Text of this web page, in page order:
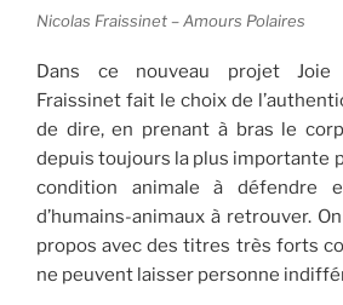
Nicolas Fraissinet – Amours Polaires
Dans ce nouveau projet Joie
Fraissinet fait le choix de
de dire, en prenant à bras le
depuis toujours la plus importante
condition animale à défendre
d’humains-animaux à retrouver.
propos avec des titres très forts
ne peuvent laisser personne